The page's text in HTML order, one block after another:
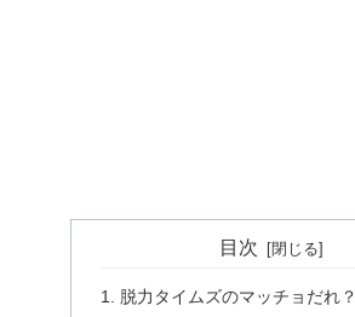
目次
脱力タイムズのマッチョだれ？